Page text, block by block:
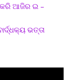
ଆଜିର ଇ –
ଭତ୍ତା